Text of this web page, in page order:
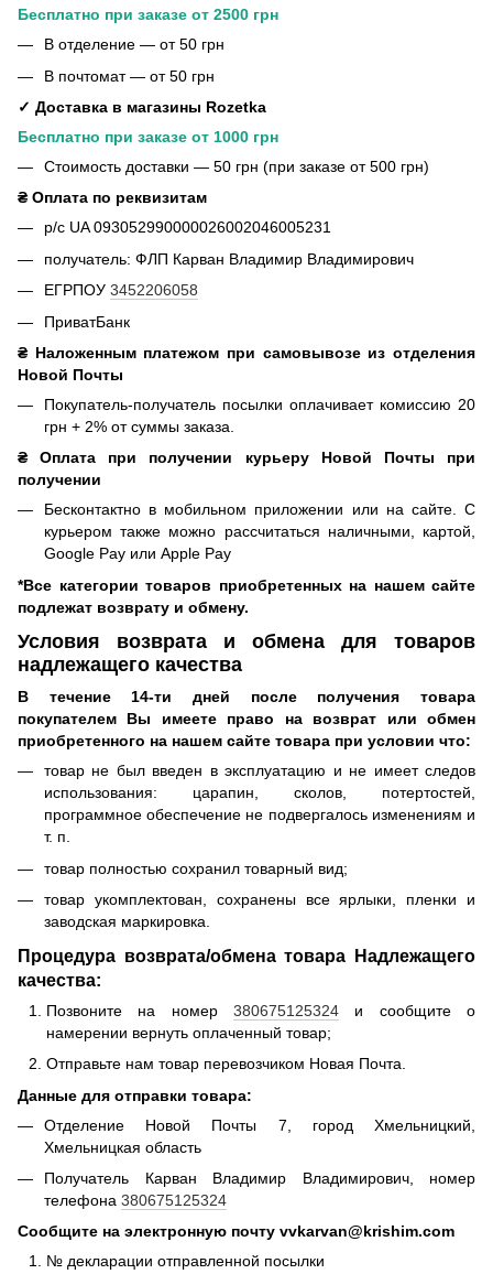
Бесплатно при заказе от 2500 грн
В отделение — от 50 грн
В почтомат — от 50 грн
✓ Доставка в магазины Rozetka
Бесплатно при заказе от 1000 грн
Стоимость доставки — 50 грн (при заказе от 500 грн)
₴ Оплата по реквизитам
р/с UA 093052990000026002046005231
получатель: ФЛП Карван Владимир Владимирович
ЕГРПОУ 3452206058
ПриватБанк
₴ Наложенным платежом при самовывозе из отделения
Новой Почты
Покупатель-получатель посылки оплачивает комиссию 20
грн + 2% от суммы заказа.
₴ Оплата при получении курьеру Новой Почты при
получении
Бесконтактно в мобильном приложении или на сайте. С
курьером также можно рассчитаться наличными, картой,
Google Pay или Apple Pay
*Все категории товаров приобретенных на нашем сайте
подлежат возврату и обмену.
Условия возврата и обмена для товаров
надлежащего качества
В течение 14-ти дней после получения товара
покупателем Вы имеете право на возврат или обмен
приобретенного на нашем сайте товара при условии что:
товар не был введен в эксплуатацию и не имеет следов
использования: царапин, сколов, потертостей,
программное обеспечение не подвергалось изменениям и
т. п.
товар полностью сохранил товарный вид;
товар укомплектован, сохранены все ярлыки, пленки и
заводская маркировка.
Процедура возврата/обмена товара Надлежащего
качества:
Позвоните на номер 380675125324 и сообщите о
намерении вернуть оплаченный товар;
Отправьте нам товар перевозчиком Новая Почта.
Данные для отправки товара:
Отделение Новой Почты 7, город Хмельницкий,
Хмельницкая область
Получатель Карван Владимир Владимирович, номер
телефона 380675125324
Сообщите на электронную почту vvkarvan@krishim.com
№ декларации отправленной посылки